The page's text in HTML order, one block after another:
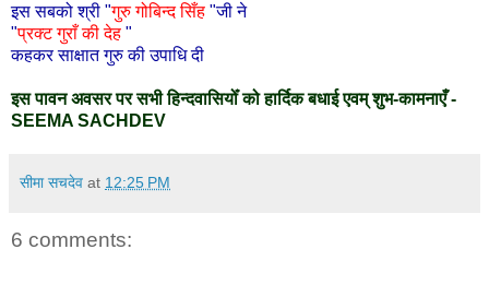
इस सबको श्री "गुरु गोबिन्द सिँह "जी ने
"प्रक्ट गुराँ की देह "
कहकर साक्षात गुरु की उपाधि दी
इस पावन अवसर पर सभी हिन्दवासियोँ को हार्दिक बधाई एवम् शुभ-कामनाएँ -
SEEMA SACHDEV
सीमा सचदेव at 12:25 PM
6 comments: